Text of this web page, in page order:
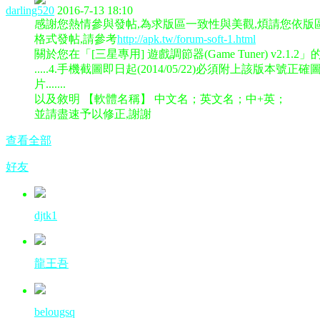
darling520 2016-7-13 18:10
感謝您熱情參與發帖,為求版區一致性與美觀,煩請您依版
格式發帖,請參考http://apk.tw/forum-soft-1.html
關於您在「[三星專用] 遊戲調節器(Game Tuner) v2.1.2」
.....4.手機截圖即日起(2014/05/22)必須附上該版本號正確圖
片.......
以及敘明 【軟體名稱】 中文名；英文名；中+英；
並請盡速予以修正,謝謝
查看全部
好友
djtk1
龍王吾
belougsq